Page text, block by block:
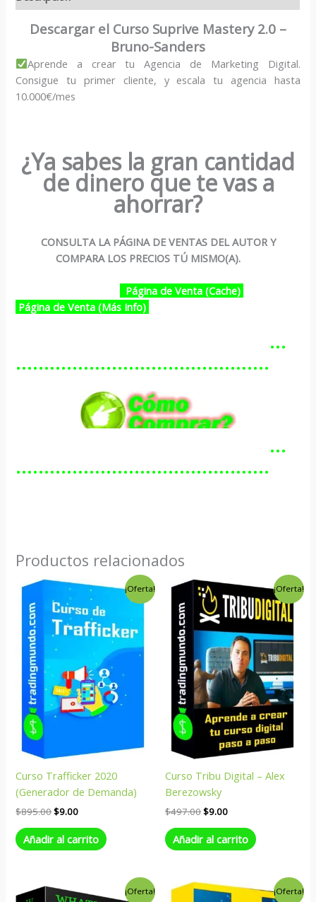
Descargar el Curso Suprive Mastery 2.0 –
Bruno-Sanders
Aprende a crear tu Agencia de Marketing Digital.
Consigue tu primer cliente, y escala tu agencia hasta
10.000€/mes
¿Ya sabes la gran cantidad
de dinero que te vas a
ahorrar?
CONSULTA LA PÁGINA DE VENTAS DEL AUTOR Y
COMPARA LOS PRECIOS TÚ MISMO(A).
Página de Venta (Cache)
Página de Venta (Más Info)
…………………………………………
………………………………………
…………………………………………
………………………………………
Productos relacionados
¡Oferta!
Curso Trafficker 2020
(Generador de Demanda)
$895.00
El
precio
original
era:
$895.00.
$9.00
El
precio
actual
es:
$9.00.
Añadir al carrito
¡Oferta!
Curso Tribu Digital – Alex
Berezowsky
$497.00
El
precio
original
era:
$497.00.
$9.00
El
precio
actual
es:
$9.00.
Añadir al carrito
¡Oferta!
El
precioprecio
¡Oferta!
El
precio
El
precio